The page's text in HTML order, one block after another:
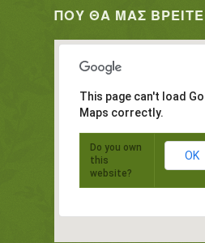
ΠΟΥ ΘΑ ΜΑΣ ΒΡΕΊΤΕ
This page can't load
Maps correctly.
Do you own
this
website?
OK